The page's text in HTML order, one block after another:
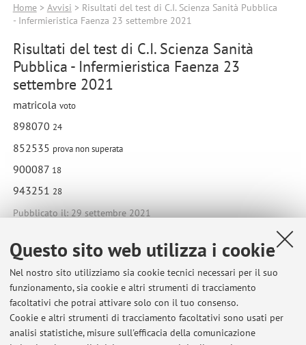
Questo sito web utilizza i cookie
Nel nostro sito utilizziamo sia cookie tecnici necessari per il suo
funzionamento, sia cookie e altri strumenti di tracciamento
facoltativi che potrai attivare solo con il tuo consenso.
Cookie e altri strumenti di tracciamento facoltativi sono usati per
analisi statistiche, misure sull'efficacia della comunicazione
Home> Avvisi > Risultati del test di C.I. Scienza Sanità Pubblica
- Infermieristica Faenza 23 settembre 2021
Risultati del test di C.I. Scienza Sanità
Pubblica - Infermieristica Faenza 23
settembre 2021
matricola voto
898070 24
852535 prova non superata
900087 18
943251 28
Pubblicato il: 29 settembre 2021
Ultimi avvisi
Risultati del test di C.I. Scienza Sanità Pubblica - Infermieristica
Faenza 23 settembre 2021
Pubblicato il: 29 settembre 2021